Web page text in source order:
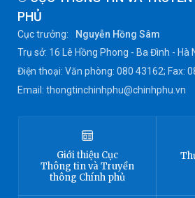
PHỦ
Cục trưởng:
Nguyễn Hồng Sâm
Trụ sở: 16 Lê Hồng Phong - Ba Đình - Hà
Điện thoại: Văn phòng: 080 43162; Fax:
Email: thongtinchinhphu@chinhphu.vn
Giới thiệu Cục
Thông tinvà Truyền
thông Chính phủ